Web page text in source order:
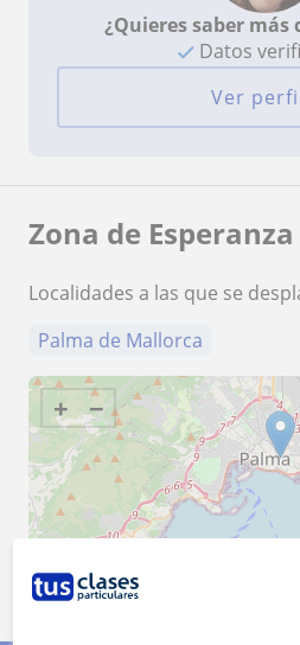
¿Quieres saber más
Datos
Ver
Zona de Esperanza
Localidades a las que se
Palma de Mallorca
+ −
5 km
3 mi